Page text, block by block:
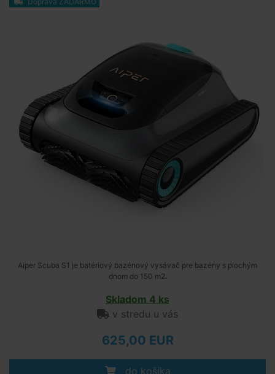
Aiper Scuba S1 je batériový bazénový vysávač pre bazény s plochým
dnom do 150 m2.
Skladom 4 ks
v stredu u vás
625,00 EUR
do košíka